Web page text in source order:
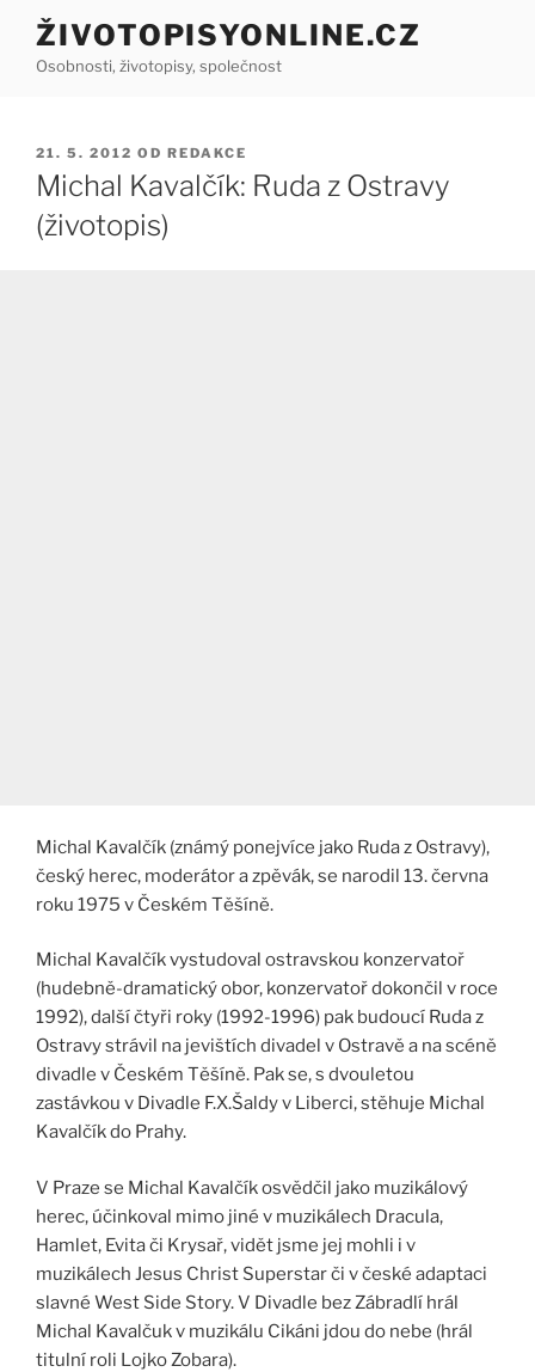
Přejít
obsahu
ŽIVOTOPISYONLINE.CZ
Osobnosti, životopisy, společnost
PUBLIKOVÁNO
21. 5. 2012 OD REDAKCE
Michal Kavalčík: Ruda z Ostravy
(životopis)
Michal Kavalčík (známý ponejvíce jako Ruda z Ostravy),
český herec, moderátor a zpěvák, se narodil 13. června
roku 1975 v Českém Těšíně.
Michal Kavalčík vystudoval ostravskou konzervatoř
(hudebně-dramatický obor, konzervatoř dokončil v roce
1992), další čtyři roky (1992-1996) pak budoucí Ruda z
Ostravy strávil na jevištích divadel v Ostravě a na scéně
divadle v Českém Těšíně. Pak se, s dvouletou
zastávkou v Divadle F.X.Šaldy v Liberci, stěhuje Michal
Kavalčík do Prahy.
V Praze se Michal Kavalčík osvědčil jako muzikálový
herec, účinkoval mimo jiné v muzikálech Dracula,
Hamlet, Evita či Krysař, vidět jsme jej mohli i v
muzikálech Jesus Christ Superstar či v české adaptaci
slavné West Side Story. V Divadle bez Zábradlí hrál
Michal Kavalčuk v muzikálu Cikáni jdou do nebe (hrál
titulní roli Lojko Zobara).